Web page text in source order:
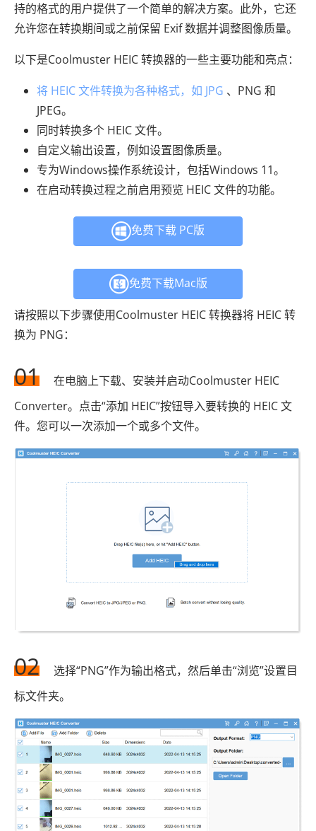
持的格式的用户提供了一个简单的解决方案。此外，它还
允许您在转换期间或之前保留 Exif 数据并调整图像质量。
以下是Coolmuster HEIC 转换器的一些主要功能和亮点：
将 HEIC 文件转换为各种格式，如 JPG 、PNG 和
JPEG。
同时转换多个 HEIC 文件。
自定义输出设置，例如设置图像质量。
专为Windows操作系统设计，包括Windows 11。
在启动转换过程之前启用预览 HEIC 文件的功能。
免费下载 PC版
免费下载Mac版
请按照以下步骤使用Coolmuster HEIC 转换器将 HEIC 转
换为 PNG：
01
在电脑上下载、安装并启动Coolmuster HEIC
Converter。点击“添加 HEIC”按钮导入要转换的 HEIC 文
件。您可以一次添加一个或多个文件。
02
选择“PNG”作为输出格式，然后单击“浏览”设置目
标文件夹。